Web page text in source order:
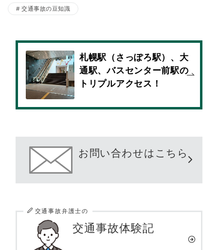
交通事故の豆知識
札幌駅（さっぽろ駅）、大
通駅、バスセンター前駅の
トリプルアクセス！
お問い合わせはこちら
交通事故弁護士の
交通事故体験記